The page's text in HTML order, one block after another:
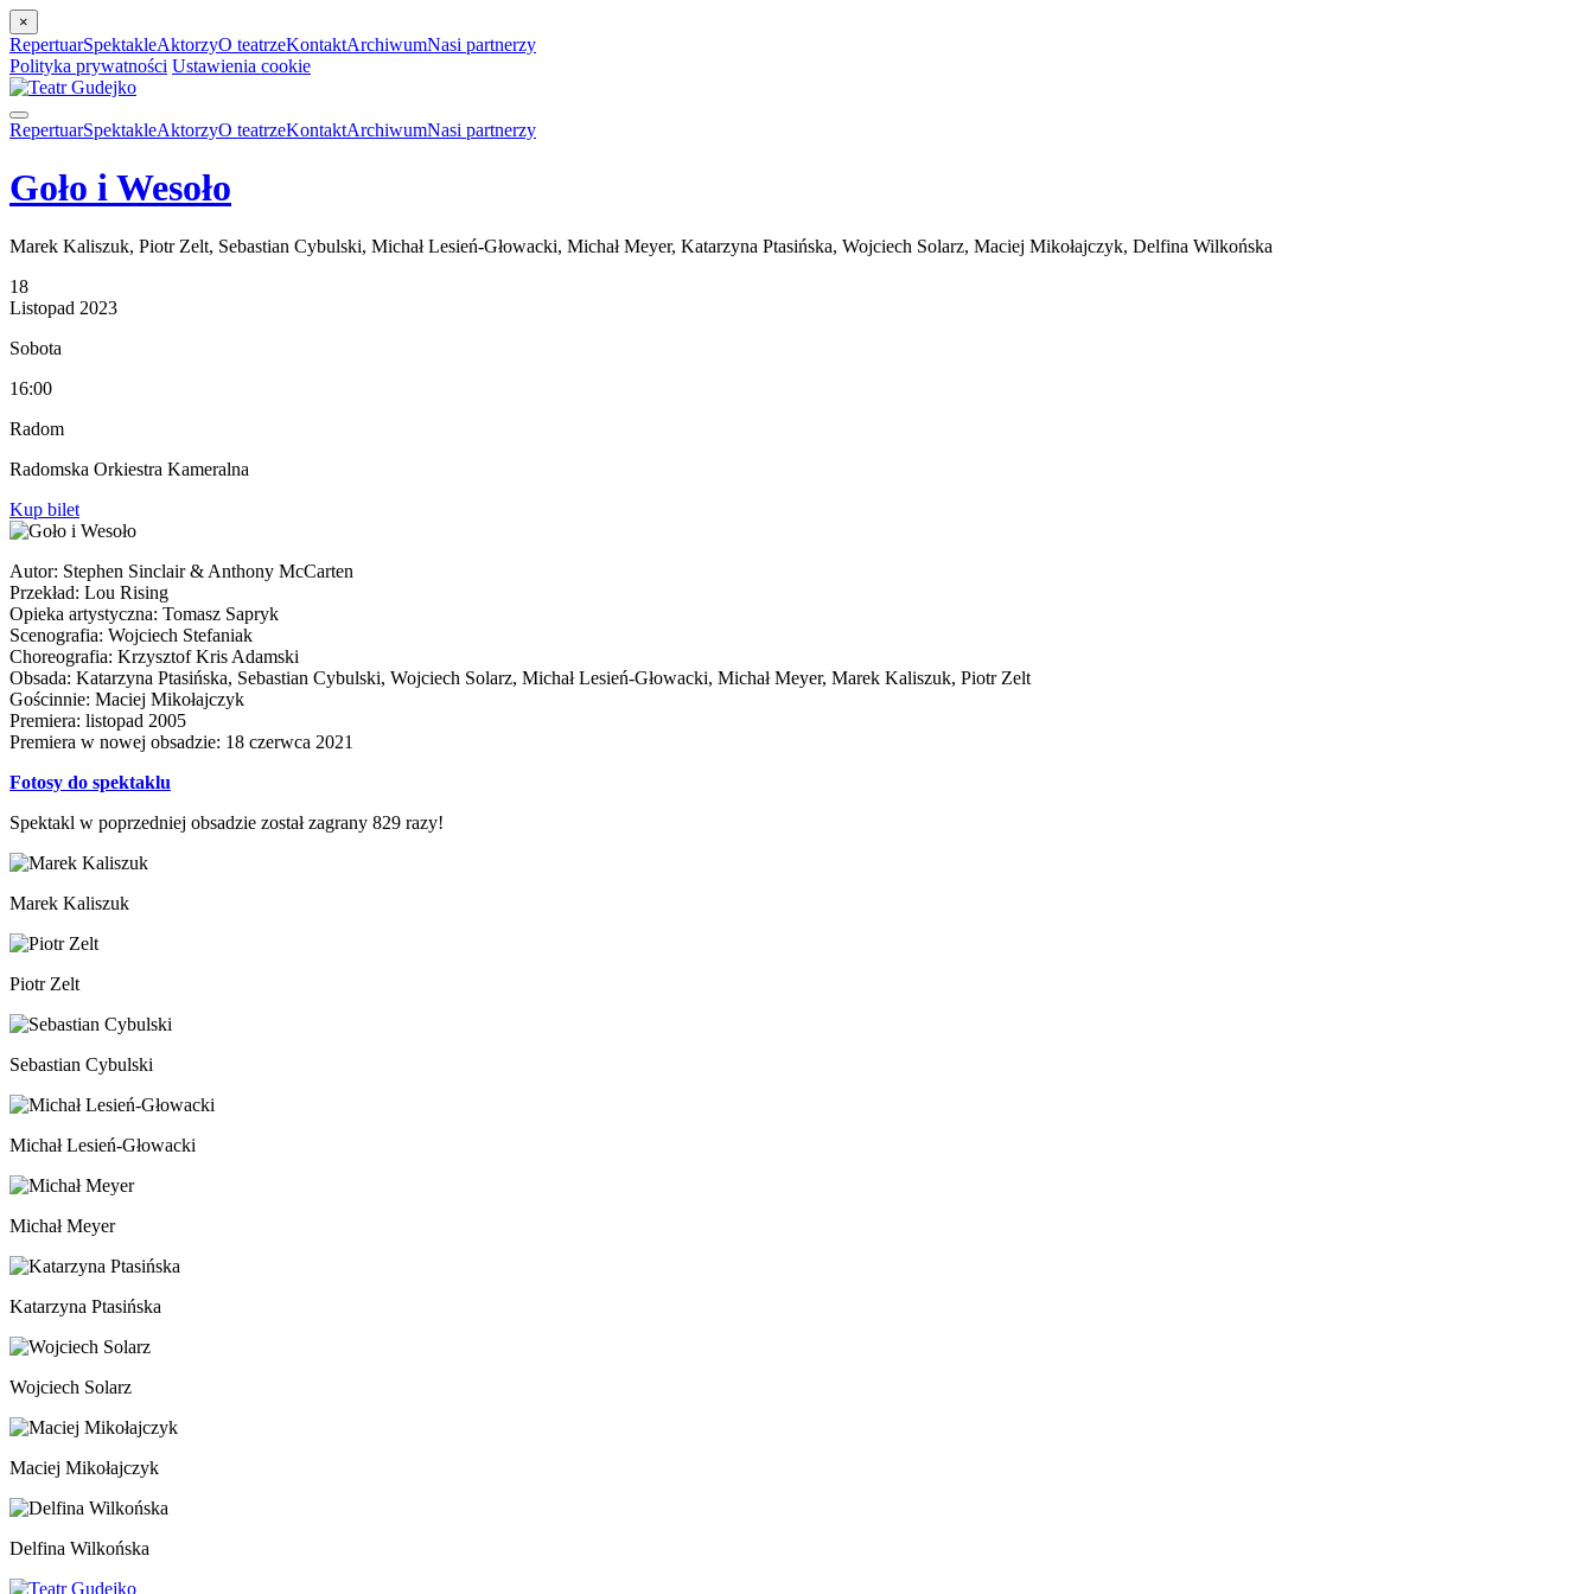
×
RepertuarSpektakleAktorzyO teatrzeKontaktArchiwumNasi partnerzy
Polityka prywatności Ustawienia cookie
RepertuarSpektakleAktorzyO teatrzeKontaktArchiwumNasi partnerzy
Goło i Wesoło
Marek Kaliszuk, Piotr Zelt, Sebastian Cybulski, Michał Lesień-Głowacki, Michał Meyer, Katarzyna Ptasińska, Wojciech Solarz, Maciej Mikołajczyk, Delfina Wilkońska
18
Listopad 2023
Sobota
16:00
Radom
Radomska Orkiestra Kameralna
Kup bilet
Autor: Stephen Sinclair & Anthony McCarten
Przekład: Lou Rising
Opieka artystyczna: Tomasz Sapryk
Scenografia: Wojciech Stefaniak
Choreografia: Krzysztof Kris Adamski
Obsada: Katarzyna Ptasińska, Sebastian Cybulski, Wojciech Solarz, Michał Lesień-Głowacki, Michał Meyer, Marek Kaliszuk, Piotr Zelt
Gościnnie: Maciej Mikołajczyk
Premiera: listopad 2005
Premiera w nowej obsadzie: 18 czerwca 2021
Fotosy do spektaklu
Spektakl w poprzedniej obsadzie został zagrany 829 razy!
Marek Kaliszuk
Piotr Zelt
Sebastian Cybulski
Michał Lesień-Głowacki
Michał Meyer
Katarzyna Ptasińska
Wojciech Solarz
Maciej Mikołajczyk
Delfina Wilkońska